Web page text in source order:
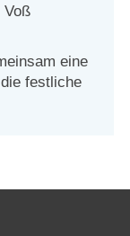
Voß
eine
festliche